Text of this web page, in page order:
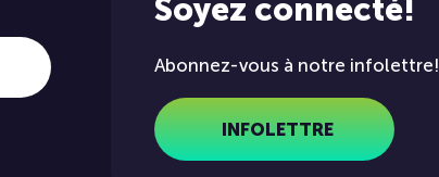
Soyez connecté!
Abonnez-vous à notre infolettre!
INFOLETTRE